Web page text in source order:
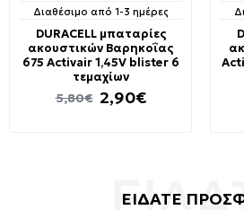
Διαθέσιμο από 1-3 ημέρες
DURACELL μπαταρίες
ακουστικών Βαρηκοΐας
675 Activair 1,45V blister 6
τεμαχίων
2,90€
5,80€
ΕΙΔΑΤΕ